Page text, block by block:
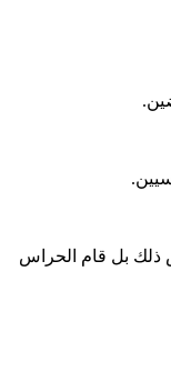
ذلك بل قام الحراس